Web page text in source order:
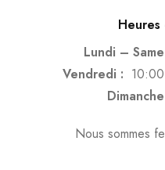
Heures
Lundi –
Vendredi :
Nous sommes